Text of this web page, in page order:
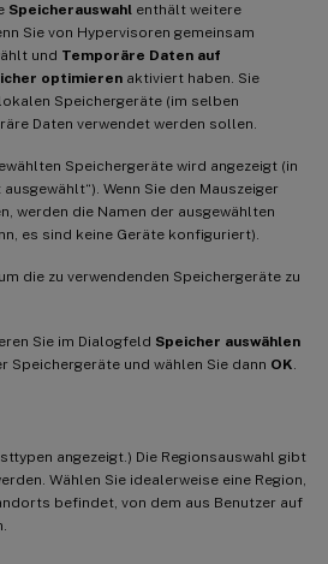
Speicherauswahl enthält weitere
Sie von Hypervisoren gemeinsam
und Temporäre Daten auf
optimieren aktiviert haben. Sie
Speichergeräte (im selben
Daten verwendet werden sollen.
Speichergeräte wird angezeigt (in
Wenn Sie den Mauszeiger
werden die Namen der ausgewählten
es sind keine Geräte konfiguriert).
die zu verwendenden Speichergeräte zu
Sie im Dialogfeld Speicher auswählen
Speichergeräte und wählen Sie dann OK.
angezeigt.) Die Regionsauswahl gibt
Wählen Sie idealerweise eine Region,
befindet, von dem aus Benutzer auf